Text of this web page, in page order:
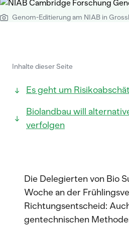
Genom-Editierung am NIAB in
Inhalte dieser Seite
Es geht um
Biolandbau will
verfolgen
Die Delegierten von Bio
Woche an der
Richtungsentscheid:
gentechnischen